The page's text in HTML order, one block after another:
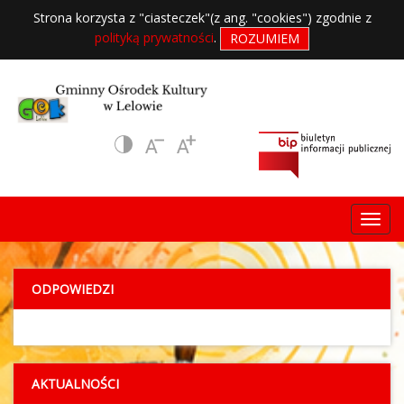
Strona korzysta z "ciasteczek"(z ang. "cookies") zgodnie z
polityką prywatności. ROZUMIEM
ODPOWIEDZI
AKTUALNOŚCI